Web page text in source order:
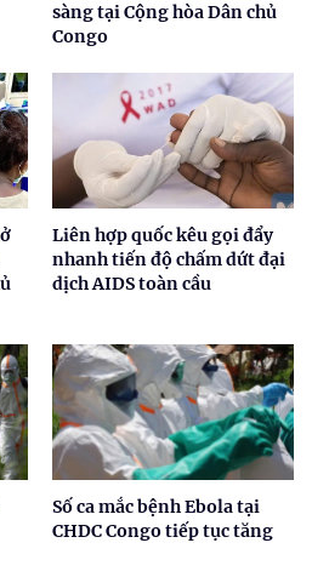
sàng tại Cộng hòa Dân chủ
Congo
Liên hợp quốc kêu gọi đẩy
nhanh tiến độ chấm dứt đại
dịch AIDS toàn cầu
Số ca mắc bệnh Ebola tại
CHDC Congo tiếp tục tăng